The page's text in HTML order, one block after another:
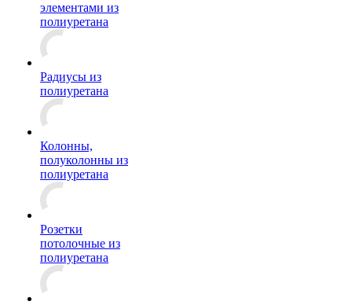
элементами из
полиуретана
Радиусы из
полиуретана
Колонны,
полуколонны из
полиуретана
Розетки
потолочные из
полиуретана